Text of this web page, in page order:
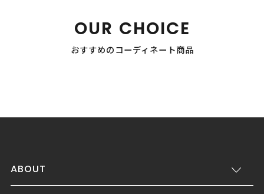
OUR CHOICE
おすすめのコーディネート商品
ABOUT